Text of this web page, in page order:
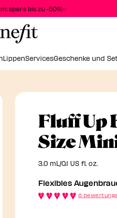
spare bis zu -50%✨
LippenServicesGeschenke und
Fluff Up
Size
3.0 mL/0.1 US fl. oz.
Flexibles
6